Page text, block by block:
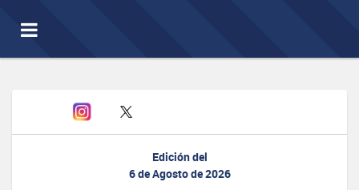
Toggle
navigation
Edición del
6 de Agosto de 2026